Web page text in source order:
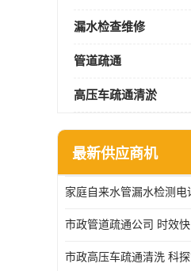
漏水检查维修
管道疏通
高压车疏通清淤
最新供应商机
市政管道疏通公司 时效快